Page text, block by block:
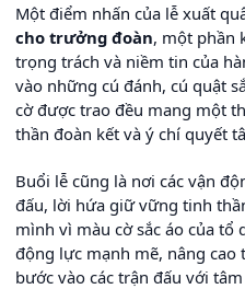
Một điểm nhấn của lễ xuất
cho trưởng đoàn, một phần
trọng trách và niềm tin của
vào những cú đánh, cú quật
cờ được trao đều mang một
thần đoàn kết và ý chí quyết
Buổi lễ cũng là nơi các vận
đấu, lời hứa giữ vững tinh
mình vì màu cờ sắc áo của
động lực mạnh mẽ, nâng cao
bước vào các trận đấu với